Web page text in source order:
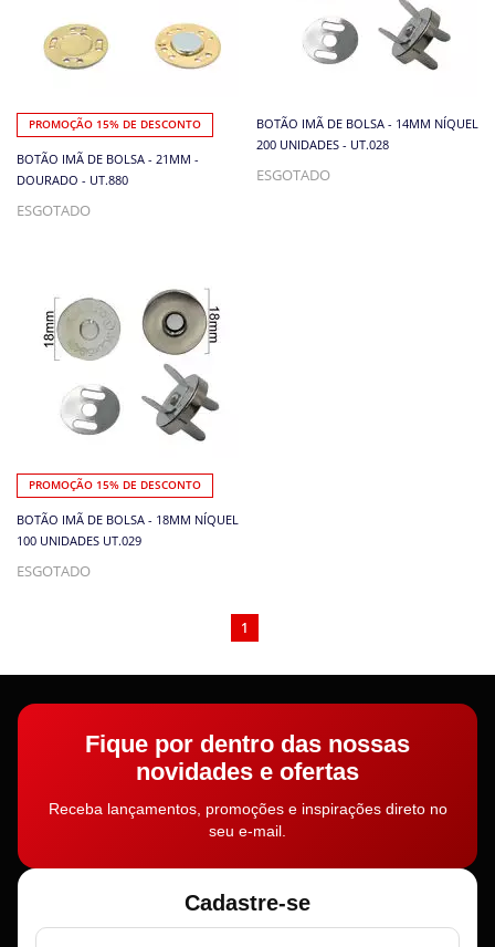
PROMOÇÃO 15% DE DESCONTO
BOTÃO IMÃ DE BOLSA - 21MM -
DOURADO - UT.880
ESGOTADO
BOTÃO IMÃ DE BOLSA - 14MM NÍQUEL
200 UNIDADES - UT.028
ESGOTADO
PROMOÇÃO 15% DE DESCONTO
BOTÃO IMÃ DE BOLSA - 18MM NÍQUEL
100 UNIDADES UT.029
ESGOTADO
1
Fique por dentro das nossas
novidades e ofertas
Receba lançamentos, promoções e inspirações direto no
seu e-mail.
Cadastre-se
Nome